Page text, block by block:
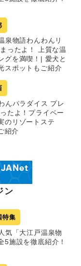
泉物語わんわんリ
ったよ！ 上質な温
グを満喫！| 愛犬と
スポットもご紹介
んパラダイス プレ
たよ！プライベー
のリゾートステ
紹介
ン
特集
気「大江戸温泉物
5施設を徹底紹介！